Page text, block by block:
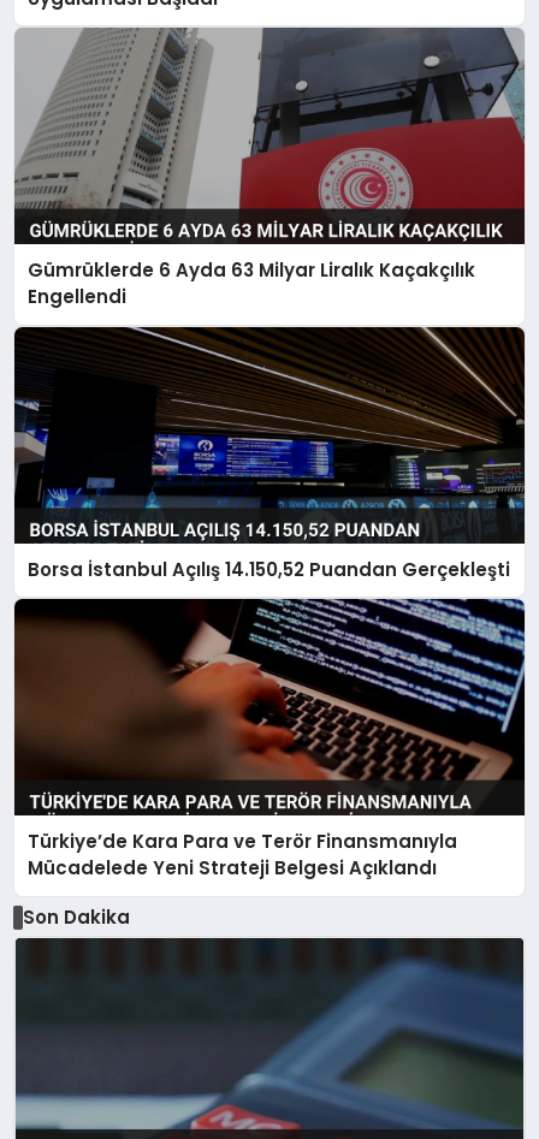
Gümrüklerde 6 Ayda 63 Milyar Liralık Kaçakçılık
Engellendi
Borsa İstanbul Açılış 14.150,52 Puandan Gerçekleşti
Türkiye’de Kara Para ve Terör Finansmanıyla
Mücadelede Yeni Strateji Belgesi Açıklandı
Son Dakika